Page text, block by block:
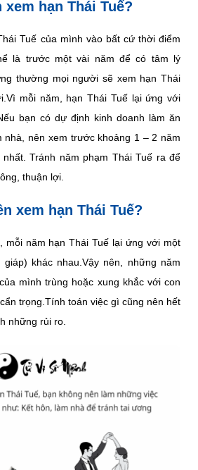
xem hạn Thái Tuế?
Tuế của mình vào bất cứ thời điểm
là trước một vài năm để có tâm lý
thường mọi người sẽ xem hạn Thái
mỗi năm, hạn Thái Tuế lại ứng với
bạn có dự định kinh doanh làm ăn
nhà, nên xem trước khoảng 1 – 2 năm
Tránh năm phạm Thái Tuế ra để
thuận lợi.
xem hạn Thái Tuế?
mỗi năm hạn Thái Tuế lại ứng với một
khác nhau.Vậy nên, những năm
mình trùng hoặc xung khắc với con
trọng.Tính toán việc gì cũng nên hết
những rủi ro.